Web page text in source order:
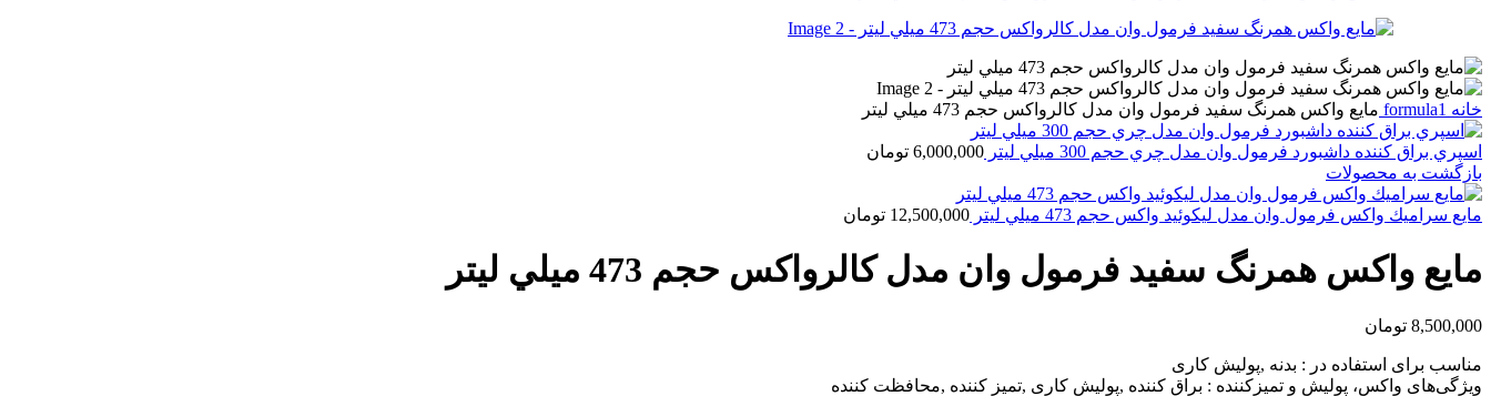
خانه formula1 مايع واكس همرنگ سفيد فرمول وان مدل كالرواكس حجم 473 ميلي ليتر
اسپري براق كننده داشبورد فرمول وان مدل چري حجم 300 ميلي ليتر 6,000,000 تومان
بازگشت به محصولات
مايع سراميك واكس فرمول وان مدل ليكوئيد واكس حجم 473 ميلي ليتر 12,500,000 تومان
مايع واكس همرنگ سفيد فرمول وان مدل كالرواكس حجم 473 ميلي ليتر
8,500,000 تومان
مناسب برای استفاده در : بدنه ,پولیش کاری
ویژگی‌های واکس، پولیش و تمیزکننده : براق کننده ,پولیش کاری ,تمیز کننده ,محافظت کننده